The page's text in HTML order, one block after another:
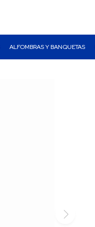
ALFOMBRAS Y BANQUETAS